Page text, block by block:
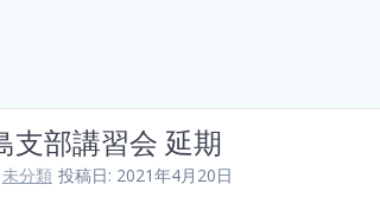
支部講習会 延期
未分類 投稿日: 2021年4月20日